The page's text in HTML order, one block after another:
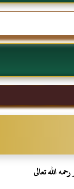
الله تعالى